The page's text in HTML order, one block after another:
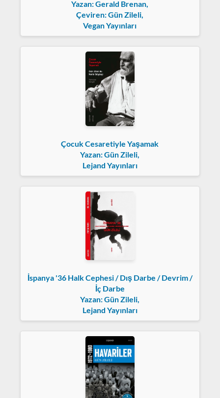
Yazan: Gerald Brenan,
Çeviren: Gün Zileli,
Vegan Yayınları
Çocuk Cesaretiyle Yaşamak
Yazan: Gün Zileli,
Lejand Yayınları
İspanya '36 Halk Cephesi / Dış Darbe / Devrim /
İç Darbe
Yazan: Gün Zileli,
Lejand Yayınları